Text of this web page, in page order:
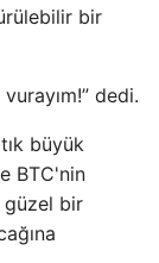
bir
dedi.
büyük
BTC'nin
güzel bir